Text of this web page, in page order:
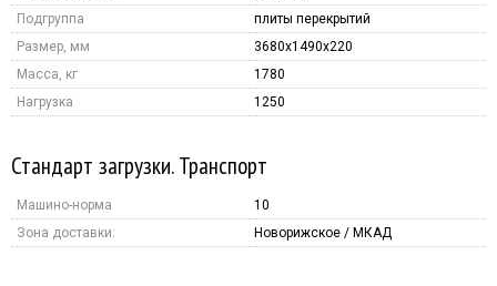
Подгруппа
плиты перекрытий
Размер, мм
3680x1490x220
Масса, кг
1780
Нагрузка
1250
Стандарт загрузки. Транспорт
Машино-норма
10
Зона доставки:
Новорижское / МКАД